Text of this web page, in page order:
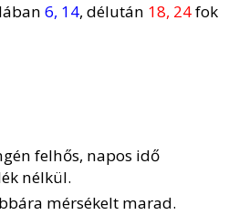
6, 14, délután 18, 24fok
felhős, napos idő
nélkül.
mérsékelt marad.